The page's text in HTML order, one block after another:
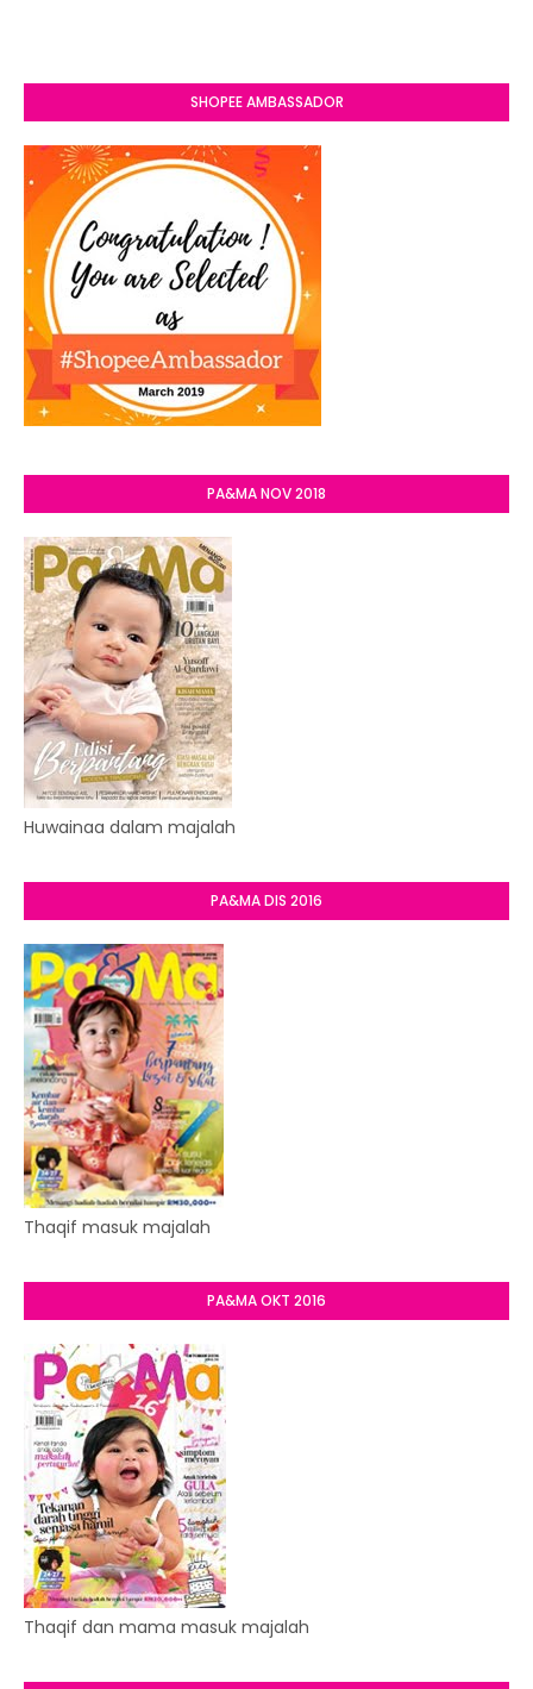
SHOPEE AMBASSADOR
PA&MA NOV 2018
Huwainaa dalam majalah
PA&MA DIS 2016
Thaqif masuk majalah
PA&MA OKT 2016
Thaqif dan mama masuk majalah